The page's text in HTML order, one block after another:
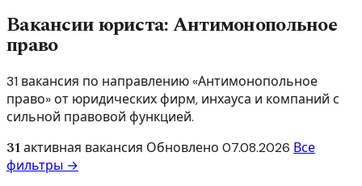
Вакансии юриста: Антимонопольное
право
31 вакансия по направлению «Антимонопольное
право» от юридических фирм, инхауса и компаний с
сильной правовой функцией.
31активная вакансия Обновлено07.08.2026 Все
фильтры →